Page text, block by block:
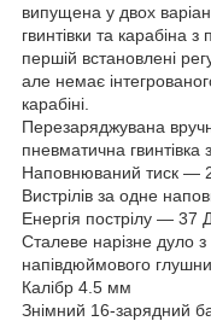
випущена у двох
гвинтівки та карабіна
першій встановлені
але немає
карабіні.
Перезаряджувана
пневматична
Наповнюваний тиск —
Вистрілів за одне
Енергія пострілу — 37
Сталеве нарізне дуло
напівдюймового
Калібр 4.5 мм
Знімний 16-зарядний